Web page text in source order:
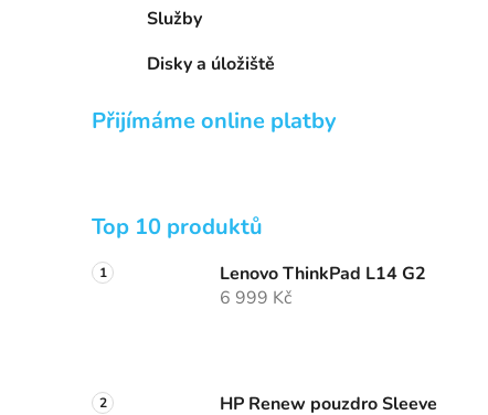
Služby
Disky a úložiště
Přijímáme online platby
Top 10 produktů
Lenovo ThinkPad L14 G2
6 999 Kč
HP Renew pouzdro Sleeve